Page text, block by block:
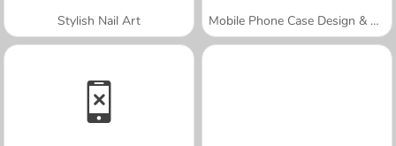
Stylish Nail Art Mobile Phone Case Design & DIY